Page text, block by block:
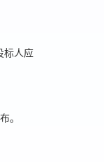
标人应
。